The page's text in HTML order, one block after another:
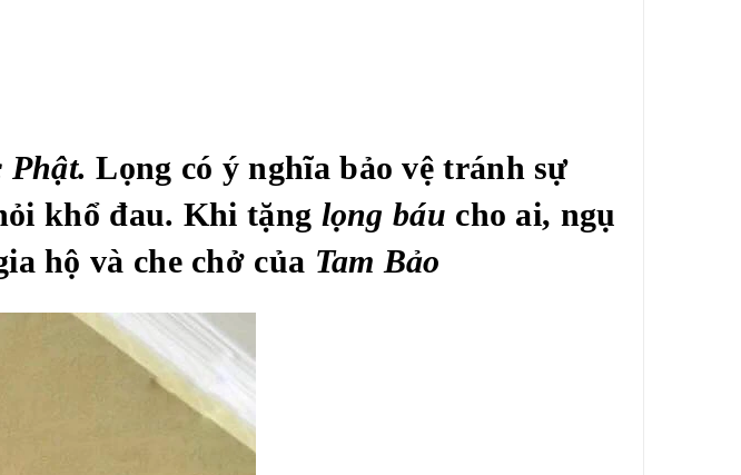
Phật. Lọng có ý nghĩa bảo vệ tránh sự
khổ đau. Khi tặng lọng báu cho ai, ngụ
hộ và che chở của Tam Bảo